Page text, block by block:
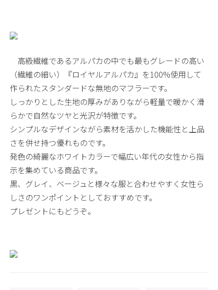
高級繊維であるアルパカの中でも最もグレードの高い
（繊維の細い）『ロイヤルアルパカ』を100%使用して
作られたスタンダードな無地のマフラーです。
しっかりとした生地の厚みがありながら軽量で暖かく滑
らかで自然なツヤと光沢が特徴です。
シンプルなデザインながら素材を活かした機能性と上品
さを併せ持つ優れものです。
発色の綺麗なホワイトカラーで幅広い年代の女性から指
示を集めている商品です。
黒、グレイ、ベージュと様々な服と合わせやすく女性ら
しさのワンポイントとしておすすめです。
プレゼントにもどうぞ。